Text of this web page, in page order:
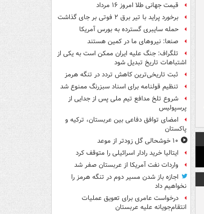
قیمت جهانی طلا امروز ۱۶ مرداد
برخورد پراید با تیر برق ۲ فوتی بر جای گذاشت
حمله سایبری گسترده به بورس آمریکا
صنعا: نیروهای ما در کمین‌ هستند
تلگراف: جنگ علیه ایران ممکن است به یکی از
اشتباهات تاریخ تبدیل شود
ثبت تاریخی‌ترین کاهش تردد در تنگه هرمز
تنظیم قولنامه برای اسناد سبزرنگ ممنوع شد
شروع تلخ مدافع تیم ملی پس از جدایی از
پرسپولیس
امضای توافق دفاعی بین عربستان، ترکیه و
پاکستان
۱۰ خوشحالی گل زودتر از موعد
ایتالیا خرید رادار اسرائیلی را متوقف کرد
واردات نفت آمریکا از عربستان صفر شد
اجازه باز شدن مسیر دوم در تنگه هرمز را
نخواهیم داد
درخواست عامری برای تعویق عملیات
انتقام‌جویانه علیه عربستان